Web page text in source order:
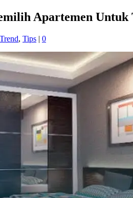
Apartemen
, Tips | 0